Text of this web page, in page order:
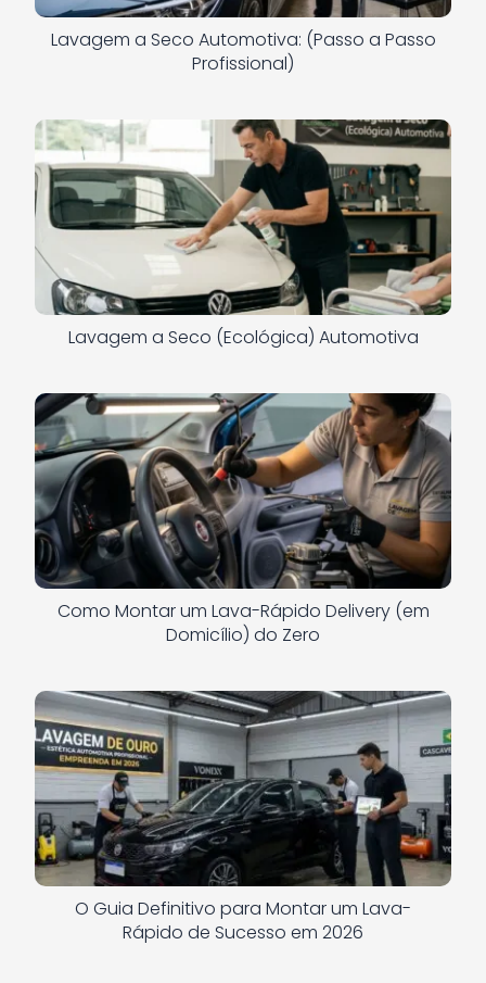
Lavagem a Seco Automotiva: (Passo a Passo
Profissional)
Lavagem a Seco (Ecológica) Automotiva
Como Montar um Lava-Rápido Delivery (em
Domicílio) do Zero
O Guia Definitivo para Montar um Lava-
Rápido de Sucesso em 2026